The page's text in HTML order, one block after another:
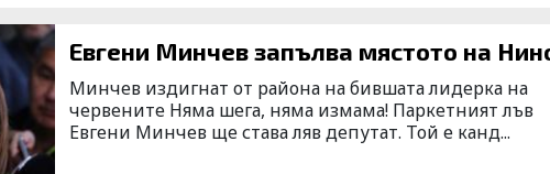
Евгени Минчев запълва мястото на
Минчев издигнат от района на бившата лидерка на
червените Няма шега, няма измама! Паркетният лъв
Евгени Минчев ще става ляв депутат. Той е канд...